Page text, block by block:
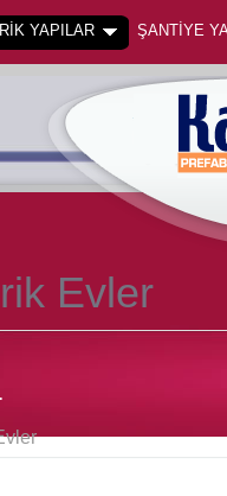
YAPILAR ŞANTİYE
Evler